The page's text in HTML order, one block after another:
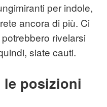
per indole,
ancora di più. Ci
rivelarsi
siate cauti.
le posizioni